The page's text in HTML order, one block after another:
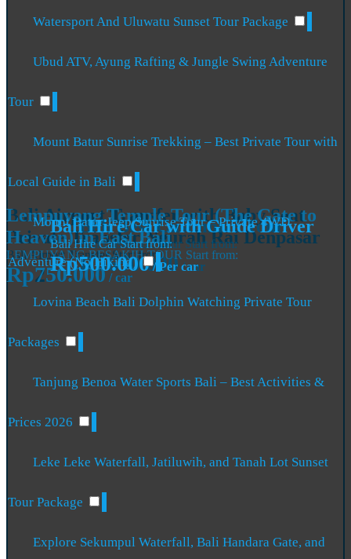
Bali Airport Transfer with Baby Seat
Private Transfer Ngurah Rai Denpasar
Bali Airport TransferStart from:
Rp250.000 / car
Bali Best Customize Tour
Bali Customize TourStart from:
Rp650.000 / car
Lempuyang Temple Tour (The Gate to
Heaven) in East Bali
LEMPUYANG BESAKIH TOUR Start from:
Rp750.000 / car
Bali Hire Car with Guide Driver
Bali Hire CarStart from:
Rp500.000 / Per car
Watersport And Uluwatu Sunset Tour Package
Ubud ATV, Ayung Rafting & Jungle Swing Adventure
Tour
Mount Batur Sunrise Trekking – Best Private Tour with
Local Guide in Bali
Mount Batur Jeep Sunrise Tour – Private 4WD
Adventure (No Hiking)
Lovina Beach Bali Dolphin Watching Private Tour
Packages
Tanjung Benoa Water Sports Bali – Best Activities &
Prices 2026
Leke Leke Waterfall, Jatiluwih, and Tanah Lot Sunset
Tour Package
Explore Sekumpul Waterfall, Bali Handara Gate, and